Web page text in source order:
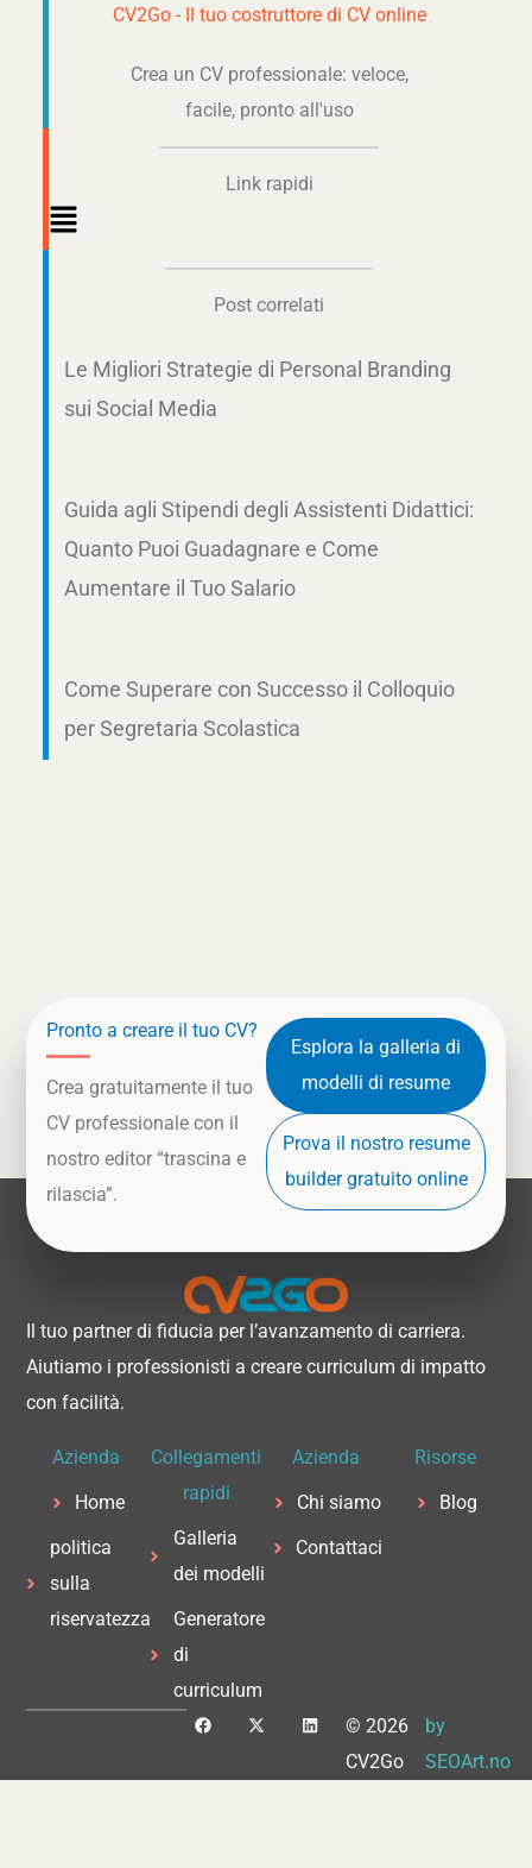
CV2Go - Il tuo costruttore di CV online
Crea un CV professionale: veloce,
facile, pronto all'uso
Link rapidi
Main
Post correlati
Le Migliori Strategie di Personal Branding
sui Social Media
Guida agli Stipendi degli Assistenti Didattici:
Quanto Puoi Guadagnare e Come
Aumentare il Tuo Salario
Come Superare con Successo il Colloquio
per Segretaria Scolastica
Pronto a creare il tuo CV?
Crea gratuitamente il tuo
CV professionale con il
nostro editor “trascina e
rilascia”.
Esplora la galleria di
modelli di resume
Prova il nostro resume
builder gratuito online
Il tuo partner di fiducia per l’avanzamento di carriera.
Aiutiamo i professionisti a creare curriculum di impatto
con facilità.
Azienda
Home
politica
sulla
riservatezza
Collegamenti
rapidi
Galleria
dei modelli
Generatore
di
curriculum
Azienda
Chi siamo
Contattaci
Risorse
Blog
© 2026
CV2Go
by
SEOArt.no
F
a
b
X
-
i
L
i
e